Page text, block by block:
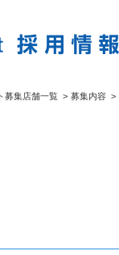
募集店舗一覧 > 募集内容 >